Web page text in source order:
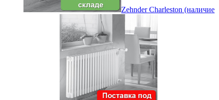
Zehnder Charleston (наличие